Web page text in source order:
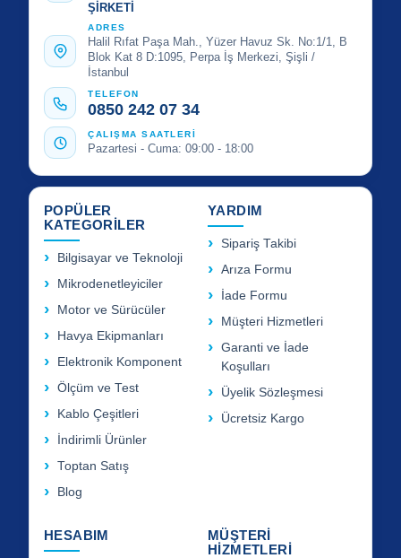
ŞİRKETİ
ADRES
Halil Rıfat Paşa Mah., Yüzer Havuz Sk. No:1/1, B
Blok Kat 8 D:1095, Perpa İş Merkezi, Şişli /
İstanbul
TELEFON
0850 242 07 34
ÇALIŞMA SAATLERİ
Pazartesi - Cuma: 09:00 - 18:00
POPÜLER
KATEGORİLER
Bilgisayar ve Teknoloji
Mikrodenetleyiciler
Motor ve Sürücüler
Havya Ekipmanları
Elektronik Komponent
Ölçüm ve Test
Kablo Çeşitleri
İndirimli Ürünler
Toptan Satış
Blog
YARDIM
Sipariş Takibi
Arıza Formu
İade Formu
Müşteri Hizmetleri
Garanti ve İade
Koşulları
Üyelik Sözleşmesi
Ücretsiz Kargo
HESABIM
MÜŞTERİ
HİZMETLERİ